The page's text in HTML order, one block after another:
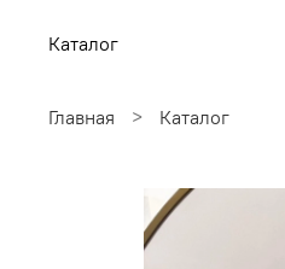
Каталог
Главная Каталог